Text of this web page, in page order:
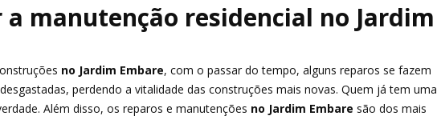
manutenção residencial no Jardim
no Jardim Embare, com o passar do tempo, alguns reparos se fazem
perdendo a vitalidade das construções mais novas. Quem já tem uma
Além disso, os reparos e manutenções no Jardim Embare são dos mais